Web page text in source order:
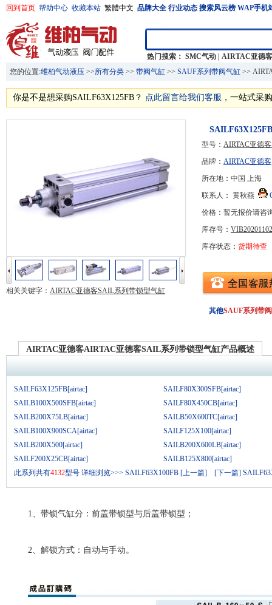
回到首页 帮助中心 收藏本站 繁體中文 品牌大全 行业动态 搜索风云榜 WAP手机
热门搜索： SMC气动
AIRTAC亚德客
您的位置:维柏气动液压 >>所有分类 >> 带阀气缸 >> SAUF系列带阀气缸 >>
你是不是想采购SAILF63X125FB？ 点此留言给我们客服 ，一站式采购
相关关键字： AIRTAC亚德客SAIL系列带锁型气缸
型号： AIRTAC亚德
品牌： AIRTAC亚德客
所在地：中国 上海
联系人： 黄秋燕
价格：暂无报价请咨
库存号：
库存状态： 货期待查
其他SAUF系列带
AIRTAC亚德客AIRTAC亚德客SAIL系列带锁型气缸产品概述
SAILF63X125FB[airtac]
SAILF80X300SFB[airtac]
SAILB100X500SFB[airtac]
SAILF80X450CB[airtac]
SAILB200X75LB[airtac]
SAILB50X600TC[airtac]
SAILB100X900SCA[airtac]
SAILF125X100[airtac]
SAILB200X500[airtac]
SAILB200X600LB[airtac]
SAILF200X25CB[airtac]
SAILB125X800[airtac]
此系列共有4132型号 详细浏览>>> SAILF63X100FB [上一篇] [下一篇]
1、带锁气缸分：前盖带锁型与后盖带锁型；
2、解锁方式：自动与手动。